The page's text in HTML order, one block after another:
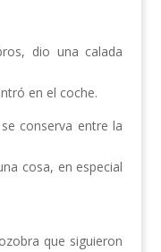
dio una calada
en el coche.
conserva entre la
cosa, en especial
que siguieron